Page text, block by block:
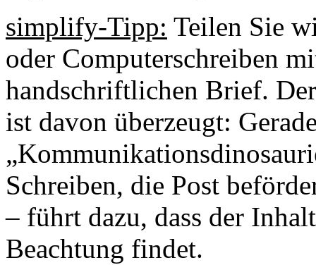
simplify-Tipp: Teilen Sie
oder Computerschreiben
handschriftlichen Brief.
ist davon überzeugt:
Schreiben, die Post
– führt dazu, dass der
Beachtung findet.